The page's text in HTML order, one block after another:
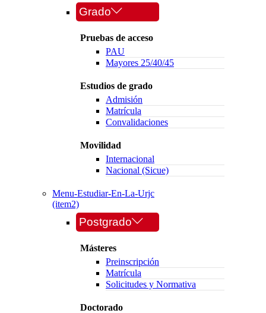
Grado
Pruebas de acceso
PAU
Mayores 25/40/45
Estudios de grado
Admisión
Matrícula
Convalidaciones
Movilidad
Internacional
Nacional (Sicue)
Menu-Estudiar-En-La-Urjc
(item2)
Postgrado
Másteres
Preinscripción
Matrícula
Solicitudes y Normativa
Doctorado